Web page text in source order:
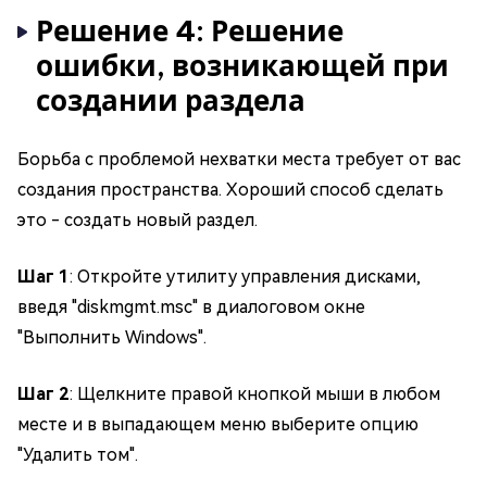
Решение 4: Решение
ошибки, возникающей при
создании раздела
Борьба с проблемой нехватки места требует от вас
создания пространства. Хороший способ сделать
это - создать новый раздел.
Шаг 1 : Откройте утилиту управления дисками,
введя "diskmgmt.msc" в диалоговом окне
"Выполнить Windows".
Шаг 2: Щелкните правой кнопкой мыши в любом
месте и в выпадающем меню выберите опцию
"Удалить том".